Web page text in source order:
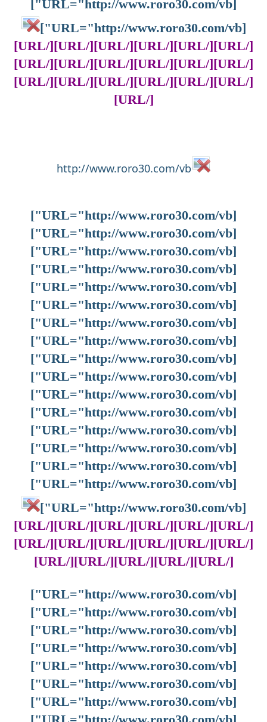
[URL="http://www.roro30.com/vb"]
[URL="http://www.roro30.com/vb"]
[/URL][/URL][/URL][/URL][/URL][/URL]
[/URL][/URL][/URL][/URL][/URL][/URL]
[/URL][/URL][/URL][/URL][/URL][/URL]
[/URL]
http://www.roro30.com/vb
[URL="http://www.roro30.com/vb"]
[URL="http://www.roro30.com/vb"]
[URL="http://www.roro30.com/vb"]
[URL="http://www.roro30.com/vb"]
[URL="http://www.roro30.com/vb"]
[URL="http://www.roro30.com/vb"]
[URL="http://www.roro30.com/vb"]
[URL="http://www.roro30.com/vb"]
[URL="http://www.roro30.com/vb"]
[URL="http://www.roro30.com/vb"]
[URL="http://www.roro30.com/vb"]
[URL="http://www.roro30.com/vb"]
[URL="http://www.roro30.com/vb"]
[URL="http://www.roro30.com/vb"]
[URL="http://www.roro30.com/vb"]
[URL="http://www.roro30.com/vb"]
[URL="http://www.roro30.com/vb"]
[/URL][/URL][/URL][/URL][/URL][/URL]
[/URL][/URL][/URL][/URL][/URL][/URL]
[/URL][/URL][/URL][/URL][/URL]
[URL="http://www.roro30.com/vb"]
[URL="http://www.roro30.com/vb"]
[URL="http://www.roro30.com/vb"]
[URL="http://www.roro30.com/vb"]
[URL="http://www.roro30.com/vb"]
[URL="http://www.roro30.com/vb"]
[URL="http://www.roro30.com/vb"]